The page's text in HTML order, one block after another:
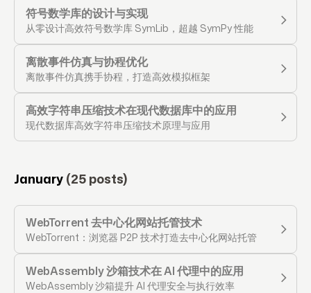
符号数学库的设计与实现
从零设计高效符号数学库 SymLib，超越 SymPy 性能
离散事件仿真与协程优化
离散事件仿真携手协程，打造高效模拟框架
高效字符串压缩技术在现代数据库中的应用
现代数据库高效字符串压缩技术原理与应用
January(25 posts)
WebTorrent 去中心化网站托管技术
WebTorrent：浏览器 P2P 技术打造去中心化网站托管
WebAssembly 沙箱技术在 AI 代理中的应用
WebAssembly 沙箱提升 AI 代理安全与执行效率